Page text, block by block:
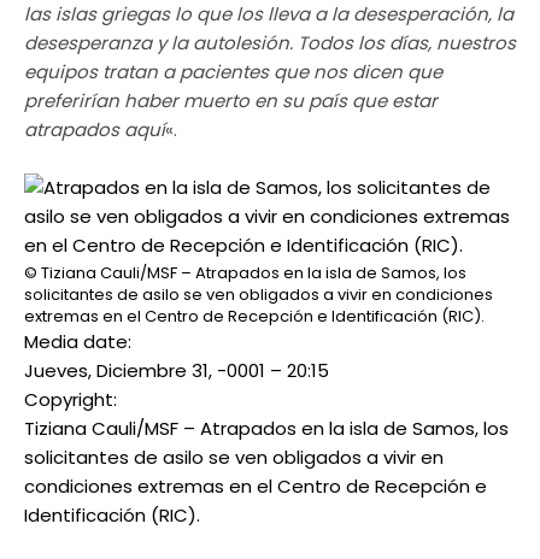
las islas griegas lo que los lleva a la desesperación, la
desesperanza y la autolesión. Todos los días, nuestros
equipos tratan a pacientes que nos dicen que
preferirían haber muerto en su país que estar
atrapados aquí«.
© Tiziana Cauli/MSF – Atrapados en la isla de Samos, los
solicitantes de asilo se ven obligados a vivir en condiciones
extremas en el Centro de Recepción e Identificación (RIC).
Media date:
Jueves, Diciembre 31, -0001 – 20:15
Copyright:
Tiziana Cauli/MSF – Atrapados en la isla de Samos, los
solicitantes de asilo se ven obligados a vivir en
condiciones extremas en el Centro de Recepción e
Identificación (RIC).